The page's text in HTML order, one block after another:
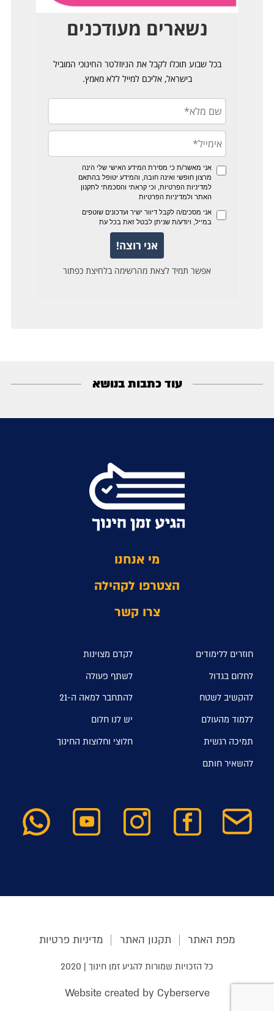
עוד כתבות בנושא
מי אנחנו
הצטרפו לקהילה
צרו קשר
חוזרים ללימודים
לקדם מצוינות
לחלום בגדול
לשתף פעולה
להקשיב לשטח
להתחבר למאה ה-21
ללמוד מהעולם
יש לנו חלום
תמיכה רגשית
חלוצי וחלוצות החינוך
להשאיר חותם
מפת האתר תקנון האתר מדיניות פרטיות
כל הזכויות שמורות להגיע זמן חינוך | 2020
Website created by Cyberserve